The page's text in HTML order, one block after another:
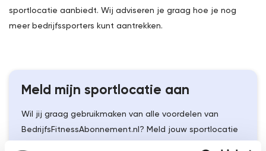
sportlocatie aanbiedt. Wij adviseren je graag hoe je nog
meer bedrijfssporters kunt aantrekken.
Meld mijn sportlocatie aan
Wil jij graag gebruikmaken van alle voordelen van
BedrijfsFitnessAbonnement.nl? Meld jouw sportlocatie